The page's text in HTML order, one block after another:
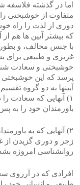
اما در گذشته
متفاوت از خوشبختی
دوری از لذت را راه
که بیشتر آیین ها هم
با جنس مخالف، و
غریزی و طبیعی برای
خوشبختی و سعادت
پرسد که این
آیینها به دو گروه
۱) آنهایی که سعادت
باورمندان خود را به
۲) آنهایی که به
زجر و دوری گزیدن از
روانشناسی امروزه
افرادی که در آرزوی